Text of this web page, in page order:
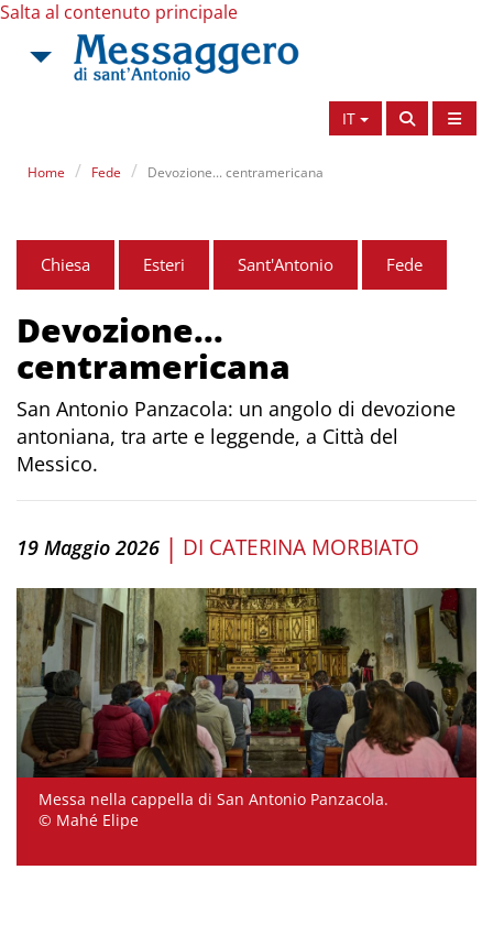
Salta al contenuto principale
IT
Home Fede Devozione... centramericana
Chiesa Esteri Sant'Antonio Fede
Devozione...
centramericana
San Antonio Panzacola: un angolo di devozione
antoniana, tra arte e leggende, a Città del
Messico.
19 Maggio 2026 | DI CATERINA MORBIATO
Messa nella cappella di San Antonio Panzacola.
© Mahé Elipe